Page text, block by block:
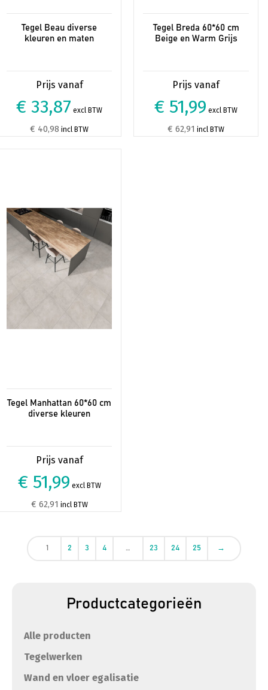
Tegel Beau diverse
kleuren en maten
€ 33,87 excl BTW
€ 40,98 incl BTW
Tegel Breda 60*60 cm
Beige en Warm Grijs
€ 51,99 excl BTW
€ 62,91 incl BTW
variaties.
Deze
Tegel Manhattan 60*60 cm
diverse kleuren
€ 51,99 excl BTW
€ 62,91 incl BTW
1 2 3 4 … 23 24 25 →
Productcategorieën
Alle producten
Tegelwerken
Wand en vloer egalisatie